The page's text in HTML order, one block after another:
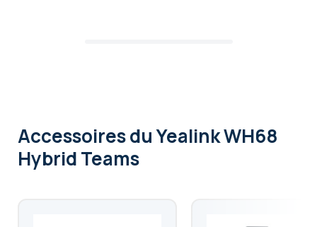
Accessoiresdu Yealink WH68
Hybrid Teams